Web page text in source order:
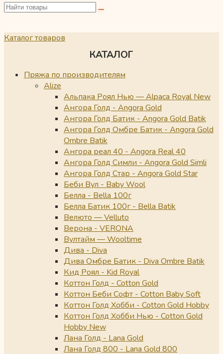
Каталог товаров
КАТАЛОГ
Пряжа по производителям
Alize
Альпака Роял Нью — Alpaca Royal New
Ангора Голд - Angora Gold
Ангора Голд Батик - Angora Gold Batik
Ангора Голд Омбре Батик - Angora Gold
Ombre Batik
Ангора реал 40 - Angora Real 40
Ангора Голд Симли - Angora Gold Simli
Ангора Голд Стар - Angora Gold Star
Беби Вул - Baby Wool
Белла - Bella 100г
Белла Батик 100г - Bella Batik
Велюто — Velluto
Верона - VERONA
Вултайм — Wooltime
Дива - Diva
Дива Омбре Батик - Diva Ombre Batik
Кид Роял - Kid Royal
Коттон Голд - Cotton Gold
Коттон Беби Софт - Cotton Baby Soft
Коттон Голд Хобби - Cotton Gold Hobby
Коттон Голд Хобби Нью - Cotton Gold
Hobby New
Лана Голд - Lana Gold
Лана Голд 800 - Lana Gold 800